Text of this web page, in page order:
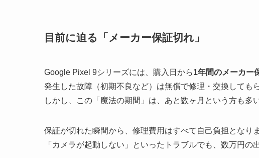
目前に迫る「メーカー保証切れ」
Google Pixel 9シリーズには、購入日から1年間のメーカー
発生した故障（初期不良など）は無償で修理・交換しても
しかし、この「魔法の期間」は、あと数ヶ月という方も多
保証が切れた瞬間から、修理費用はすべて自己負担となり
「カメラが起動しない」といったトラブルでも、数万円の